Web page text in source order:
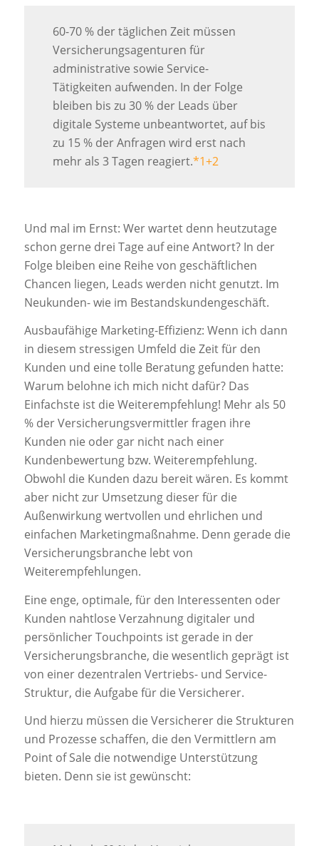
60-70 % der täglichen Zeit müssen
Versicherungsagenturen für
administrative sowie Service-
Tätigkeiten aufwenden. In der Folge
bleiben bis zu 30 % der Leads über
digitale Systeme unbeantwortet, auf bis
zu 15 % der Anfragen wird erst nach
mehr als 3 Tagen reagiert.*1+2
Und mal im Ernst: Wer wartet denn heutzutage
schon gerne drei Tage auf eine Antwort? In der
Folge bleiben eine Reihe von geschäftlichen
Chancen liegen, Leads werden nicht genutzt. Im
Neukunden- wie im Bestandskundengeschäft.
Ausbaufähige Marketing-Effizienz: Wenn ich dann
in diesem stressigen Umfeld die Zeit für den
Kunden und eine tolle Beratung gefunden hatte:
Warum belohne ich mich nicht dafür? Das
Einfachste ist die Weiterempfehlung! Mehr als 50
% der Versicherungsvermittler fragen ihre
Kunden nie oder gar nicht nach einer
Kundenbewertung bzw. Weiterempfehlung.
Obwohl die Kunden dazu bereit wären. Es kommt
aber nicht zur Umsetzung dieser für die
Außenwirkung wertvollen und ehrlichen und
einfachen Marketingmaßnahme. Denn gerade die
Versicherungsbranche lebt von
Weiterempfehlungen.
Eine enge, optimale, für den Interessenten oder
Kunden nahtlose Verzahnung digitaler und
persönlicher Touchpoints ist gerade in der
Versicherungsbranche, die wesentlich geprägt ist
von einer dezentralen Vertriebs- und Service-
Struktur, die Aufgabe für die Versicherer.
Und hierzu müssen die Versicherer die Strukturen
und Prozesse schaffen, die den Vermittlern am
Point of Sale die notwendige Unterstützung
bieten. Denn sie ist gewünscht: